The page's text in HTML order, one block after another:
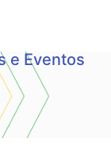
e Eventos